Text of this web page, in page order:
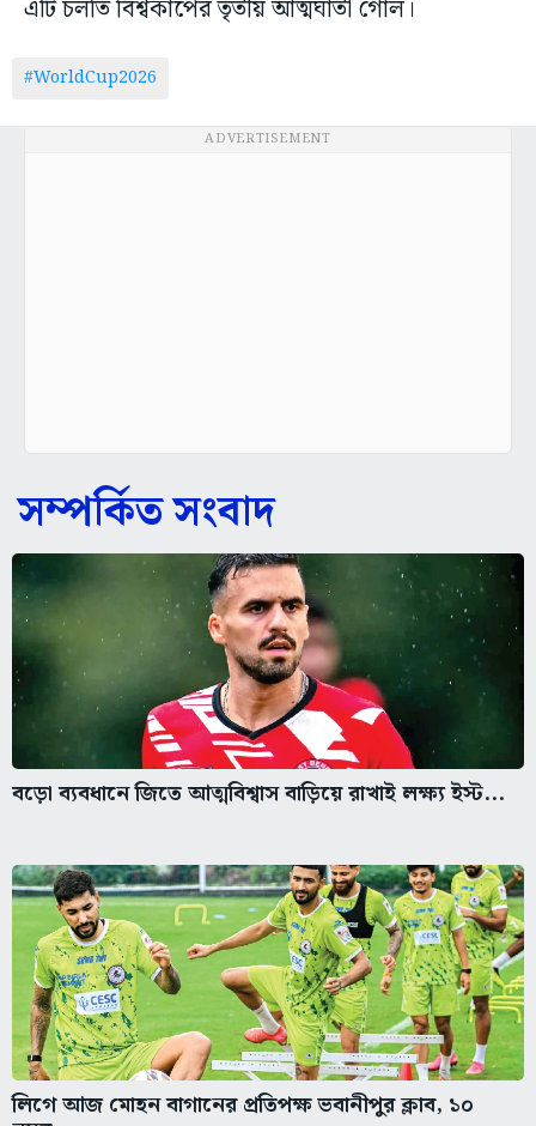
এটি চলতি বিশ্বকাপের তৃতীয় আত্মঘাতী গোল।
#WorldCup2026
ADVERTISEMENT
সম্পর্কিত সংবাদ
বড়ো ব্যবধানে জিতে আত্মবিশ্বাস বাড়িয়ে রাখাই লক্ষ্য ইস্ট...
লিগে আজ মোহন বাগানের প্রতিপক্ষ ভবানীপুর ক্লাব, ১০